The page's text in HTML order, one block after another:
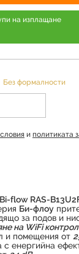
на изплащане
Без формалности
и политиката
flow RAS-
Би-флоу
за подов и
на WiFi
и помещения от
с енергийна